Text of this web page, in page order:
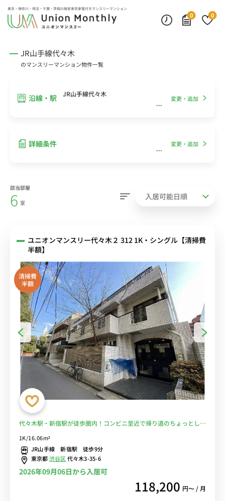
東京・神奈川・埼玉・千葉・茨城の格安家具家電付きマンスリーマンション
0
0
JR山手線代々木
のマンスリーマンション物件一覧
沿線・駅 JR山手線代々木
変更・追加
詳細条件 変更・追加
該当部屋
6 室
ユニオンマンスリー代々木２ 312 1K・シングル【清掃費
半額】
清掃費
半額
代々木駅・新宿駅が徒歩圏内！コンビニ至近で帰り道のちょっとした
1K/16.06m²
JR山手線 新宿駅 徒歩9分
東京都渋谷区代々木3-35-6
2026年09月06日から入居可
118,200 円〜 / 月